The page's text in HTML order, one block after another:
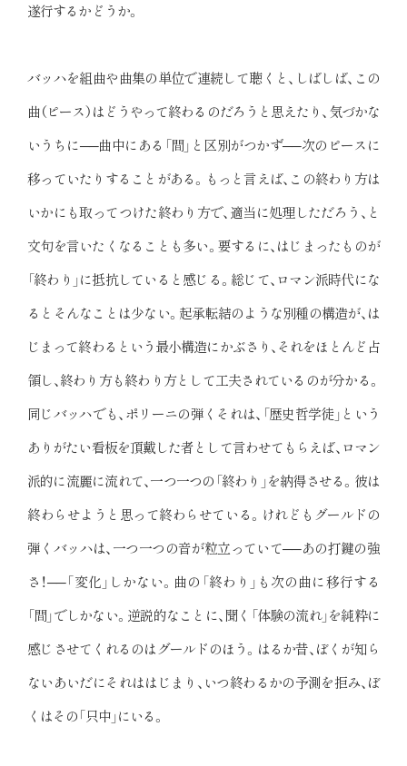
遂行するかどうか。
バッハを組曲や曲集の単位で連続して聴くと、しばしば、この
曲（ピース）はどうやって終わるのだろうと思えたり、気づかな
いうちに──曲中にある「間」と区別がつかず──次のピースに
移っていたりすることがある。もっと言えば、この終わり方は
いかにも取ってつけた終わり方で、適当に処理しただろう、と
文句を言いたくなることも多い。要するに、はじまったものが
「終わり」に抵抗していると感じる。総じて、ロマン派時代にな
るとそんなことは少ない。起承転結のような別種の構造が、は
じまって終わるという最小構造にかぶさり、それをほとんど占
領し、終わり方も終わり方として工夫されているのが分かる。
同じバッハでも、ポリーニの弾くそれは、「歴史哲学徒」という
ありがたい看板を頂戴した者として言わせてもらえば、ロマン
派的に流麗に流れて、一つ一つの「終わり」を納得させる。彼は
終わらせようと思って終わらせている。けれどもグールドの
弾くバッハは、一つ一つの音が粒立っていて──あの打鍵の強
さ！──「変化」しかない。曲の「終わり」も次の曲に移行する
「間」でしかない。逆説的なことに、聞く「体験の流れ」を純粋に
感じさせてくれるのはグールドのほう。はるか昔、ぼくが知ら
ないあいだにそれははじまり、いつ終わるかの予測を拒み、ぼ
くはその「只中」にいる。